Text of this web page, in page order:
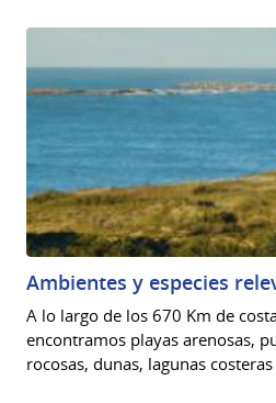
Ambientes y especies
A lo largo de los 670 Km de
encontramos playas arenosas,
rocosas, dunas, lagunas costeras